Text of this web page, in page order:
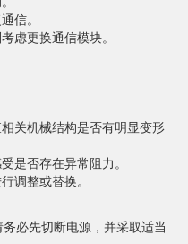
信。
虑更换通信模块。
关机械结构是否有明显变形
是否存在异常阻力。
调整或替换。
必先切断电源，并采取适当